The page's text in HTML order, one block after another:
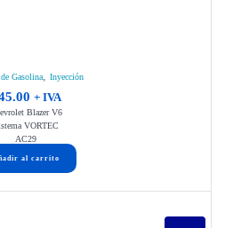
Gasolina, Inyección
+ IVA
Blazer V6
VORTEC
AC29
al carrito